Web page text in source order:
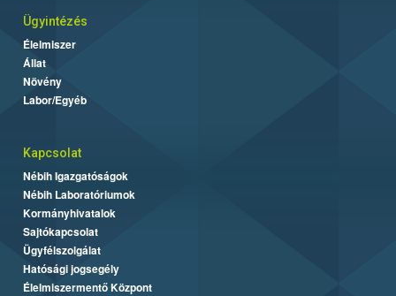
Ügyintézés
Élelmiszer
Állat
Növény
Labor/Egyéb
Kapcsolat
Nébih Igazgatóságok
Nébih Laboratóriumok
Kormányhivatalok
Sajtókapcsolat
Ügyfélszolgálat
Hatósági jogsegély
Élelmiszermentő Központ